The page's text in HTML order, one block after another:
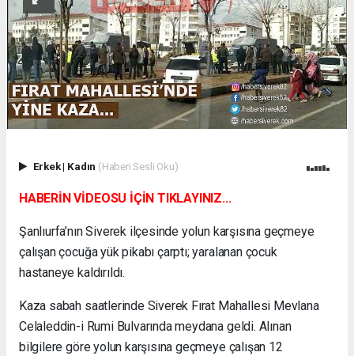
Erkek| Kadın (Haberi Sesli Oku)
HABERİN VİDEOSU İÇİN TIKLAYINIZ...
Şanlıurfa’nın Siverek ilçesinde yolun karşısına geçmeye
çalışan çocuğa yük pikabı çarptı; yaralanan çocuk
hastaneye kaldırıldı.
Kaza sabah saatlerinde Siverek Fırat Mahallesi Mevlana
Celaleddin-i Rumi Bulvarında meydana geldi. Alınan
bilgilere göre yolun karşısına geçmeye çalışan 12